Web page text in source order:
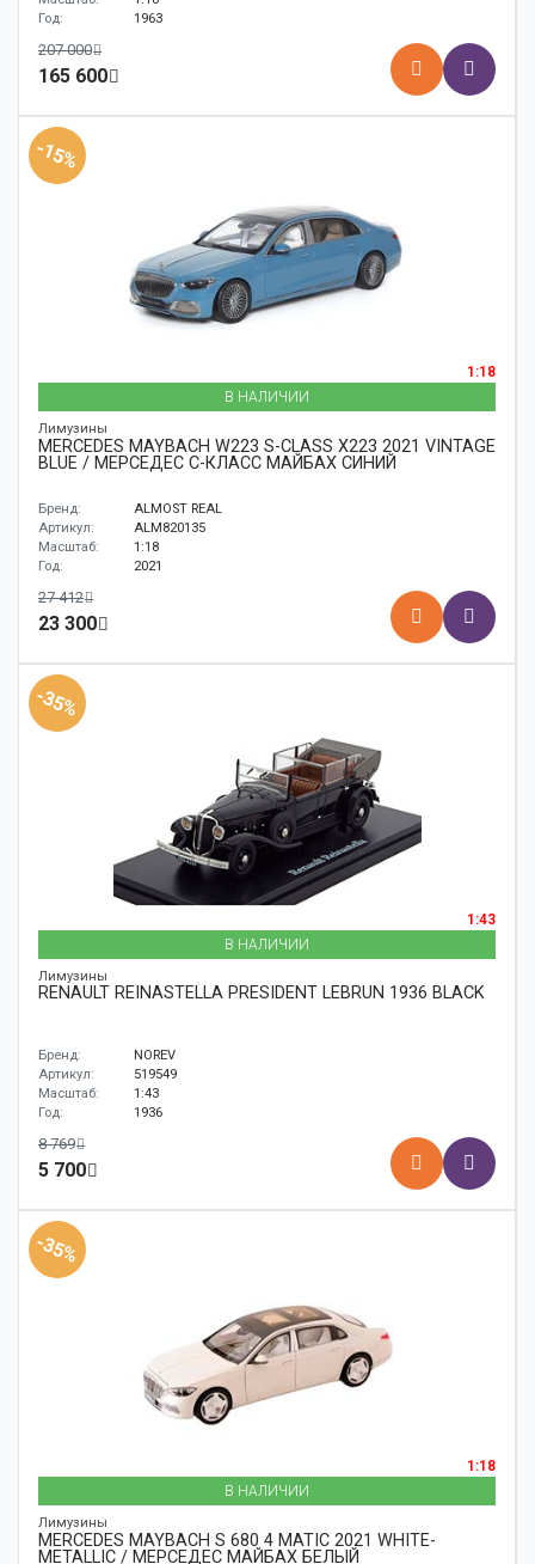
Год:
1963
207 000
165 600
-15%
1:18
В НАЛИЧИИ
Лимузины
MERCEDES MAYBACH W223 S-CLASS X223 2021 VINTAGE
BLUE / МЕРСЕДЕС С-КЛАСС МАЙБАХ СИНИЙ
Бренд:
ALMOST REAL
Артикул:
ALM820135
Масштаб:
1:18
Год:
2021
27 412
23 300
-35%
1:43
В НАЛИЧИИ
Лимузины
RENAULT REINASTELLA PRESIDENT LEBRUN 1936 BLACK
Бренд:
NOREV
Артикул:
519549
Масштаб:
1:43
Год:
1936
8 769
5 700
-35%
1:18
В НАЛИЧИИ
Лимузины
MERCEDES MAYBACH S 680 4 MATIC 2021 WHITE-
METALLIC / МЕРСЕДЕС МАЙБАХ БЕЛЫЙ